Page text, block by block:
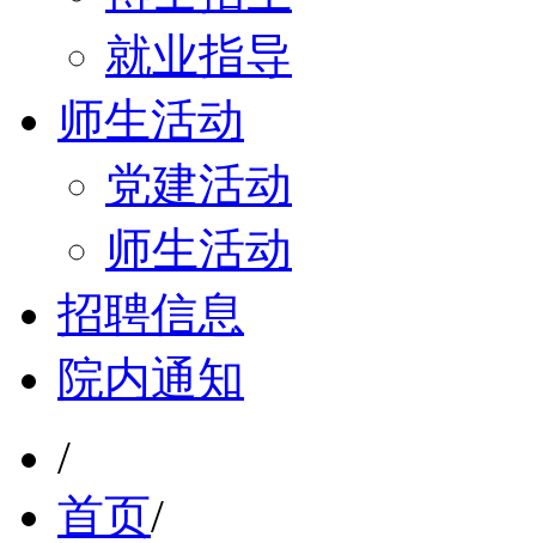
就业指导
师生活动
党建活动
师生活动
招聘信息
院内通知
/
首页/